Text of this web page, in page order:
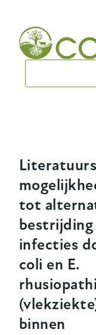
main
navigation
tot
bestrijding
infecties
coli en E.
binnen